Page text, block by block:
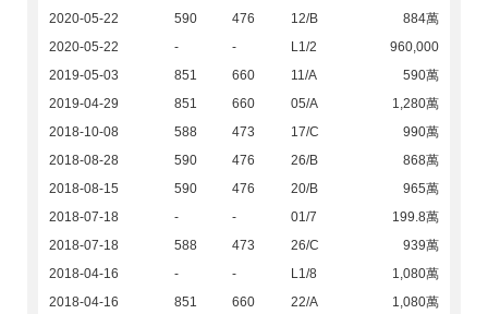
2020-05-22
590 476 12/B
884萬
2020-05-22
- - L1/2
960,000
2019-05-03
851 660 11/A
590萬
2019-04-29
851 660 05/A
1,280萬
2018-10-08
588 473 17/C
990萬
2018-08-28
590 476 26/B
868萬
2018-08-15
590 476 20/B
965萬
2018-07-18
- - 01/7
199.8萬
2018-07-18
588 473 26/C
939萬
2018-04-16
- - L1/8
1,080萬
2018-04-16
851 660 22/A
1,080萬